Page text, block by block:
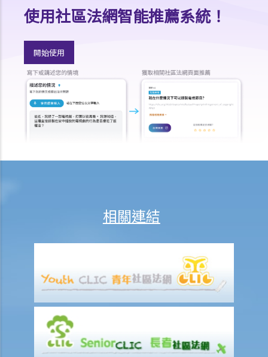
筆永久傷殘賠償給我，但兩年後我奇蹟地復原，保險公司可否向我討回
部分賠償？
在人身傷亡訴訟中，我已從犯錯一方獲得賠償。這些賠償會否抵銷保險
公司的賠款？
家居保險
如果我的居所和屋內家具均已損毁，保險公司會否全數賠償我的損失？
保險公司會否在支付賠償之前先作出專業評估？
我是大廈內某個單位的業主，而大廈本身已經購有第三者責任保險。如
火警發生後，我應該立即做些甚麼，以保障我在保險單下的權利？
火警發生後，我需要在多快時間內通知保險公司？如果我遲報索償會有
向保險公司申請賠償的程序是什麼？
我需要準備甚麼文件來支持我的索償？
我可否在保險公司檢查物業之前先行進行緊急維修？這樣會否影響我的
使用社區法網智能推薦系統！
開始使用
相關連結